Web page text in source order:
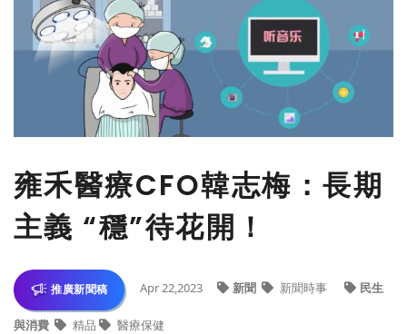
刊登
雍禾醫療CFO韓志梅：長期
主義 “穩”待花開！
推廣新聞稿 Apr 22,2023 新聞 新聞時事 民生
與消費 精品 醫療保健